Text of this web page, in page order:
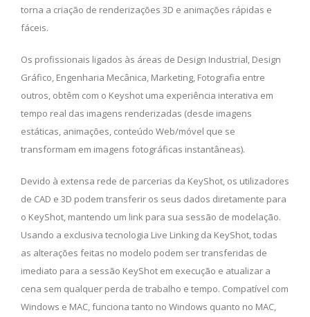
torna a criação de renderizações 3D e animações rápidas e
fáceis.
Os profissionais ligados às áreas de Design Industrial, Design
Gráfico, Engenharia Mecânica, Marketing, Fotografia entre
outros, obtêm com o Keyshot uma experiência interativa em
tempo real das imagens renderizadas (desde imagens
estáticas, animações, conteúdo Web/móvel que se
transformam em imagens fotográficas instantâneas).
Devido à extensa rede de parcerias da KeyShot, os utilizadores
de CAD e 3D podem transferir os seus dados diretamente para
o KeyShot, mantendo um link para sua sessão de modelação.
Usando a exclusiva tecnologia Live Linking da KeyShot, todas
as alterações feitas no modelo podem ser transferidas de
imediato para a sessão KeyShot em execução e atualizar a
cena sem qualquer perda de trabalho e tempo. Compatível com
Windows e MAC, funciona tanto no Windows quanto no MAC,